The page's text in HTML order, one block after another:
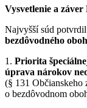
Vysvetlenie a
Najvyšší súd potvrdil
bezdôvodného
1. Priorita
úprava nárokov
(§ 131 Občianskeho
o bezdôvodnom